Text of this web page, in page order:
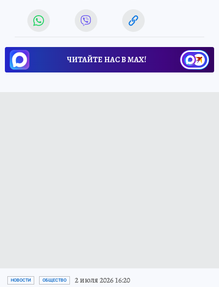
ЧИТАЙТЕ НАС В МАХ!
НОВОСТИ ОБЩЕСТВО 2 июля 2026 16:20